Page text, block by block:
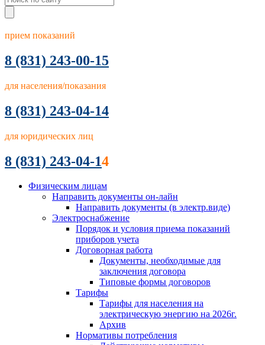
прием показаний
8 (831) 243-00-15
для населения/показания
8 (831) 243-04-14
для юридических лиц
8 (831) 243-04-14
Физическим лицам
Направить документы он-лайн
Направить документы (в электр.виде)
Электроснабжение
Порядок и условия приема показаний
приборов учета
Договорная работа
Документы, необходимые для
заключения договора
Типовые формы договоров
Тарифы
Тарифы для населения на
электрическую энергию на 2026г.
Архив
Нормативы потребления